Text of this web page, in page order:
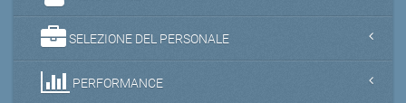
SELEZIONE DEL PERSONALE
PERFORMANCE